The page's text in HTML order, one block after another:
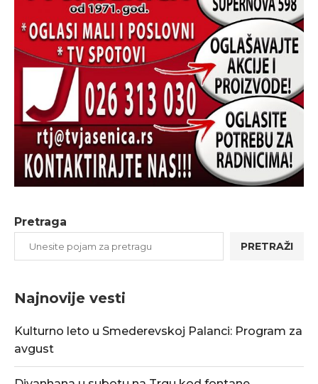
Pretraga
PRETRAŽI
Najnovije vesti
Kulturno leto u Smederevskoj Palanci: Program za
avgust